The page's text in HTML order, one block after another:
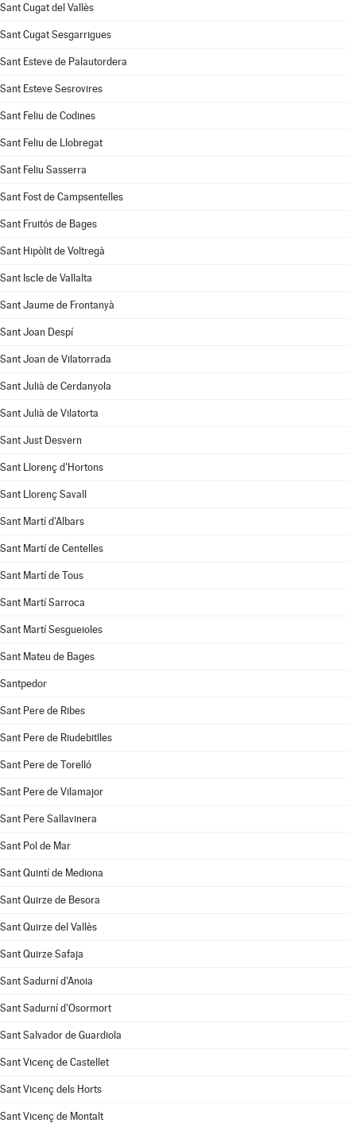
Sant Cugat del Vallès
Sant Cugat Sesgarrigues
Sant Esteve de Palautordera
Sant Esteve Sesrovires
Sant Feliu de Codines
Sant Feliu de Llobregat
Sant Feliu Sasserra
Sant Fost de Campsentelles
Sant Fruitós de Bages
Sant Hipòlit de Voltregà
Sant Iscle de Vallalta
Sant Jaume de Frontanyà
Sant Joan Despí
Sant Joan de Vilatorrada
Sant Julià de Cerdanyola
Sant Julià de Vilatorta
Sant Just Desvern
Sant Llorenç d'Hortons
Sant Llorenç Savall
Sant Martí d'Albars
Sant Martí de Centelles
Sant Martí de Tous
Sant Martí Sarroca
Sant Martí Sesgueioles
Sant Mateu de Bages
Santpedor
Sant Pere de Ribes
Sant Pere de Riudebitlles
Sant Pere de Torelló
Sant Pere de Vilamajor
Sant Pere Sallavinera
Sant Pol de Mar
Sant Quintí de Mediona
Sant Quirze de Besora
Sant Quirze del Vallès
Sant Quirze Safaja
Sant Sadurní d'Anoia
Sant Sadurní d'Osormort
Sant Salvador de Guardiola
Sant Vicenç de Castellet
Sant Vicenç dels Horts
Sant Vicenç de Montalt